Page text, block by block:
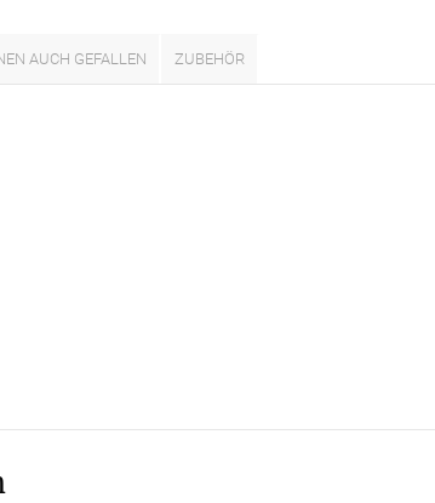
AUCH GEFALLEN ZUBEHÖR